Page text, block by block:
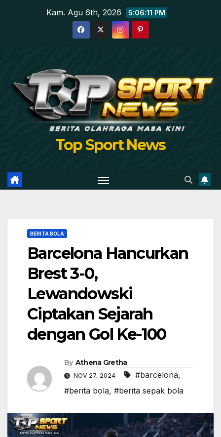
Kam. Agu 6th, 2026 5:06:12 PM
Top Sport News
BERITA BOLA
Barcelona Hancurkan
Brest 3-0,
Lewandowski
Ciptakan Sejarah
dengan Gol Ke-100
By Athena Gretha
NOV 27, 2024 #barcelona,
#berita bola, #berita sepak bola